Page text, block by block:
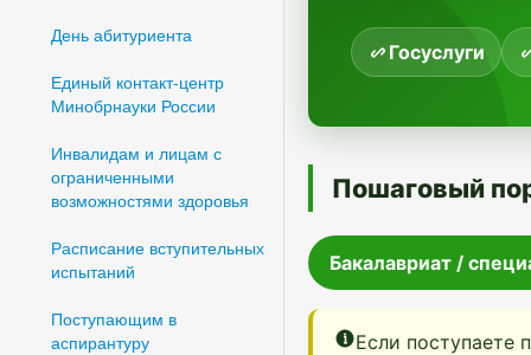
День абитуриента
Единый контакт-центр
Минобрнауки России
Инвалидам и лицам с
ограниченными
возможностями здоровья
Расписание вступительных
испытаний
Поступающим в
аспирантуру
Госуслуги
Пошаговый
Бакалавриат /
Если поступаете